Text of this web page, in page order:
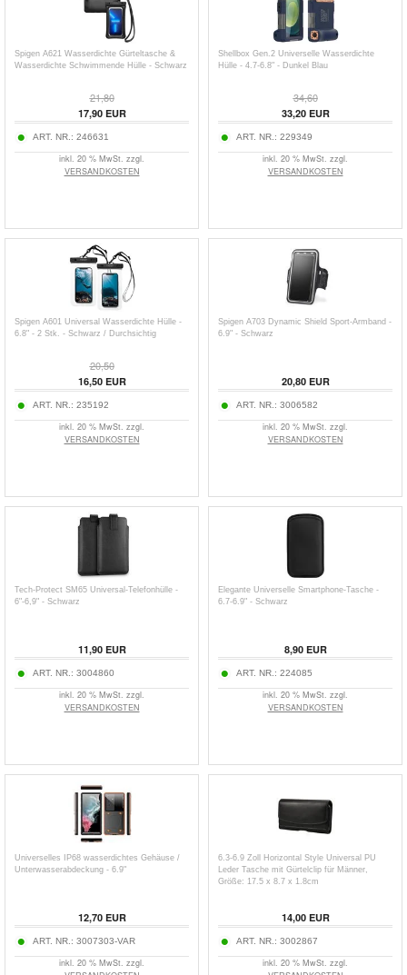
Spigen A621 Wasserdichte Gürteltasche &
Wasserdichte Schwimmende Hülle - Schwarz
21,80
17,90EUR
ART. NR.: 246631
inkl. 20 % MwSt. zzgl.
VERSANDKOSTEN
Shellbox Gen.2 Universelle Wasserdichte
Hülle - 4.7-6.8" - Dunkel Blau
34,60
33,20EUR
ART. NR.: 229349
inkl. 20 % MwSt. zzgl.
VERSANDKOSTEN
Spigen A601 Universal Wasserdichte Hülle -
6.8" - 2 Stk. - Schwarz / Durchsichtig
20,50
16,50EUR
ART. NR.: 235192
inkl. 20 % MwSt. zzgl.
VERSANDKOSTEN
Spigen A703 Dynamic Shield Sport-Armband -
6.9" - Schwarz
20,80EUR
ART. NR.: 3006582
inkl. 20 % MwSt. zzgl.
VERSANDKOSTEN
Tech-Protect SM65 Universal-Telefonhülle -
6"-6,9" - Schwarz
11,90EUR
ART. NR.: 3004860
inkl. 20 % MwSt. zzgl.
VERSANDKOSTEN
Elegante Universelle Smartphone-Tasche -
6.7-6.9" - Schwarz
8,90EUR
ART. NR.: 224085
inkl. 20 % MwSt. zzgl.
VERSANDKOSTEN
Universelles IP68 wasserdichtes Gehäuse /
Unterwasserabdeckung - 6.9"
12,70EUR
ART. NR.: 3007303-VAR
inkl. 20 % MwSt. zzgl.
6.3-6.9 Zoll Horizontal Style Universal PU
Leder Tasche mit Gürtelclip für Männer,
Größe: 17.5 x 8.7 x 1.8cm
14,00EUR
ART. NR.: 3002867
inkl. 20 % MwSt. zzgl.